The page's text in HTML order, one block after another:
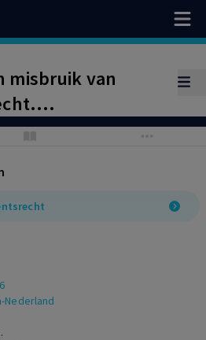
misbruik van
is niet
hen buiten
Nederland